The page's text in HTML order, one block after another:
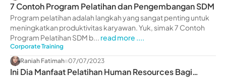
7 Contoh Program Pelatihan dan Pengembangan SDM
Program pelatihan adalah langkah yang sangat penting untuk
meningkatkan produktivitas karyawan. Yuk, simak 7 Contoh
Program Pelatihan SDM b... read more ....
Corporate Training
Raniah Fatimah 07/07/2023
Ini Dia Manfaat Pelatihan Human Resources Bagi